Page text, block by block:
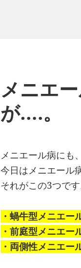
メニエ
が….。
メニエール病にも
今日はメニエール
それがこの3つです
・蝸牛型メニエー
・前庭型メニエー
・両側性メニエー